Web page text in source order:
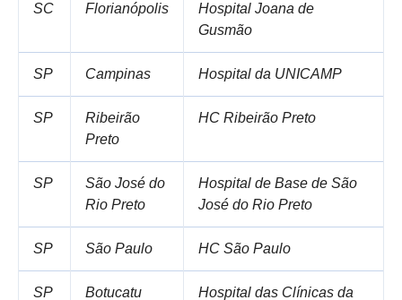
SC Florianópolis
Hospital Joana de
Gusmão
SP Campinas Hospital da UNICAMP
SP
Ribeirão
Preto
HC Ribeirão Preto
SP
São José do
Rio Preto
Hospital de Base de São
José do Rio Preto
SP São Paulo HC São Paulo
SP Botucatu
Hospital das Clínicas da